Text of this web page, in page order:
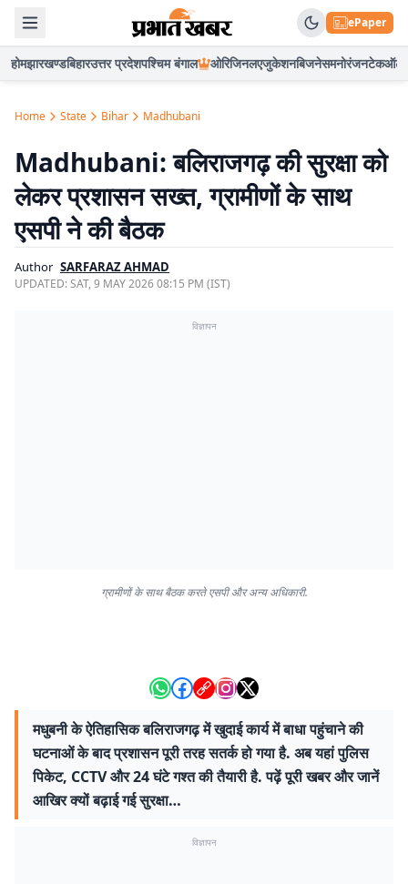
ePaper
होमझारखण्डबिहारउत्तर प्रदेशपश्चिम बंगाल ओरिजिनलएजुकेशनबिजनेसमनोरंजनटेकऑटो
Home State Bihar Madhubani
Madhubani: बलिराजगढ़ की सुरक्षा को
लेकर प्रशासन सख्त, ग्रामीणों के साथ
एसपी ने की बैठक
Author SARFARAZ AHMAD
UPDATED:SAT, 9 MAY 2026 08:15 PM (IST)
विज्ञापन
ग्रामीणों के साथ बैठक करते एसपी और अन्य अधिकारी.
मधुबनी के ऐतिहासिक बलिराजगढ़ में खुदाई कार्य में बाधा पहुंचाने की
घटनाओं के बाद प्रशासन पूरी तरह सतर्क हो गया है. अब यहां पुलिस
पिकेट, CCTV और 24 घंटे गश्त की तैयारी है. पढ़ें पूरी खबर और जानें
आखिर क्यों बढ़ाई गई सुरक्षा…
विज्ञापन